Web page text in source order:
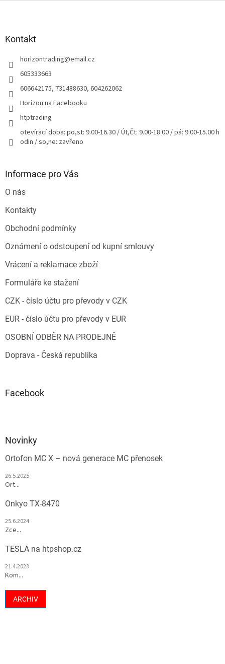
Kontakt
horizontrading@email.cz
605333663
606642175, 731488630, 604262062
Horizon na Facebooku
htptrading
otevírací doba: po,st: 9.00-16.30 / Út,Čt: 9.00-18.00 / pá: 9.00-15.00 h
odin / so,ne: zavřeno
Informace pro Vás
O nás
Kontakty
Obchodní podmínky
Oznámení o odstoupení od kupní smlouvy
Vrácení a reklamace zboží
Formuláře ke stažení
CZK - číslo účtu pro převody v CZK
EUR - číslo účtu pro převody v EUR
OSOBNÍ ODBĚR NA PRODEJNĚ
Doprava - Česká republika
Facebook
Novinky
Ortofon MC X – nová generace MC přenosek
26.5.2025
Ort...
Onkyo TX-8470
25.6.2024
Zce...
TESLA na htpshop.cz
21.4.2023
Kom...
ARCHIV